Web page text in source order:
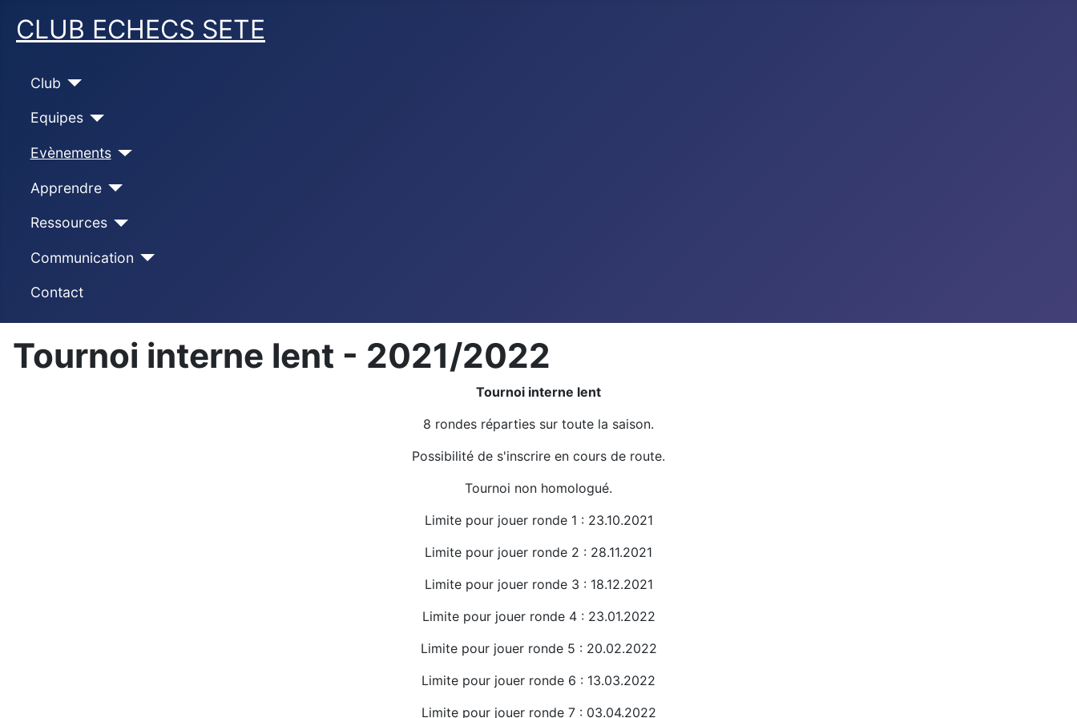
CLUB ECHECS SETE
Club
Equipes
Evènements
Apprendre
Ressources
Communication
Contact
Tournoi interne lent - 2021/2022
Tournoi interne lent
8 rondes réparties sur toute la saison.
Possibilité de s'inscrire en cours de route.
Tournoi non homologué.
Limite pour jouer ronde 1 : 23.10.2021
Limite pour jouer ronde 2 : 28.11.2021
Limite pour jouer ronde 3 : 18.12.2021
Limite pour jouer ronde 4 : 23.01.2022
Limite pour jouer ronde 5 : 20.02.2022
Limite pour jouer ronde 6 : 13.03.2022
Limite pour jouer ronde 7 : 03.04.2022